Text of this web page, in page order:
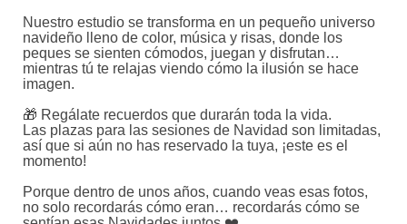
Nuestro estudio se transforma en un pequeño universo
navideño lleno de color, música y risas, donde los
peques se sienten cómodos, juegan y disfrutan…
mientras tú te relajas viendo cómo la ilusión se hace
imagen.
🎁 Regálate recuerdos que durarán toda la vida.
Las plazas para las sesiones de Navidad son limitadas,
así que si aún no has reservado la tuya, ¡este es el
momento!
Porque dentro de unos años, cuando veas esas fotos,
no solo recordarás cómo eran… recordarás cómo se